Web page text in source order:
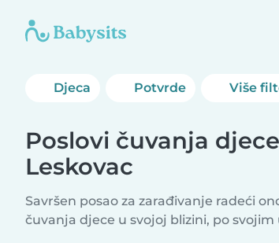
Djeca Potvrde Više
Poslovi čuvanja
Leskovac
Savršen posao za zarađivanje radeći
čuvanja djece u svojoj blizini, po